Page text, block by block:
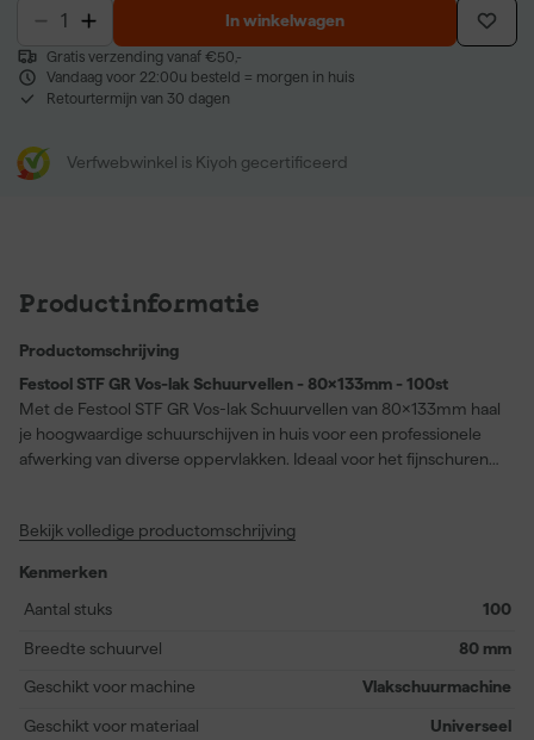
In winkelwagen
Gratis verzending vanaf €50,-
Vandaag voor 22:00u besteld = morgen in huis
Retourtermijn van 30 dagen
Verfwebwinkel is Kiyoh gecertificeerd
Productinformatie
Productomschrijving
Festool STF GR Vos-lak Schuurvellen - 80x133mm - 100st
Met de Festool STF GR Vos-lak Schuurvellen van 80x133mm haal
je hoogwaardige schuurschijven in huis voor een professionele
afwerking van diverse oppervlakken. Ideaal voor het fijnschuren
eindresultaat. Dankzij de optimale pasvorm voor
ze stevig op hun plek tijdens het werken. Het pakket van 100
stuks geeft je voldoende voorraad om ook grotere projecten
creëren voor verder lakwerk of de perfecte finish wilt bereiken,
met deze schuurvellen werk je efficiënt en nauwkeurig. Ze zijn
voor schuurmachines, zodat je flexibel kunt inzetten bij elke klus.
Bekijk volledige productomschrijving
Kenmerken
Aantal stuks
100
Breedte schuurvel 80 mm
Geschikt voor machine Vlakschuurmachine
Geschikt voor materiaal Universeel